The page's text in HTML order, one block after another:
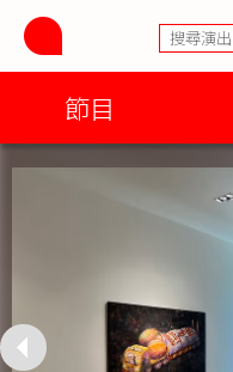
節目